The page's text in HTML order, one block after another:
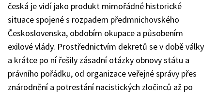
česká je vidí jako produkt mimořádné historické
situace spojené s rozpadem předmnichovského
Československa, obdobím okupace a působením
exilové vlády. Prostřednictvím dekretů se v době války
a krátce po ní řešily zásadní otázky obnovy státu a
právního pořádku, od organizace veřejné správy přes
znárodnění a potrestání nacistických zločinců až po